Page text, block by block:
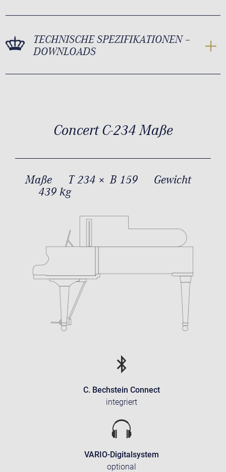
TECHNISCHE SPEZIFIKATIONEN –
DOWNLOADS
Concert C-234 Maße
Maße T 234 × B 159
Gewicht
439 kg
C. Bechstein Connect
integriert
VARIO-Digitalsystem
optional